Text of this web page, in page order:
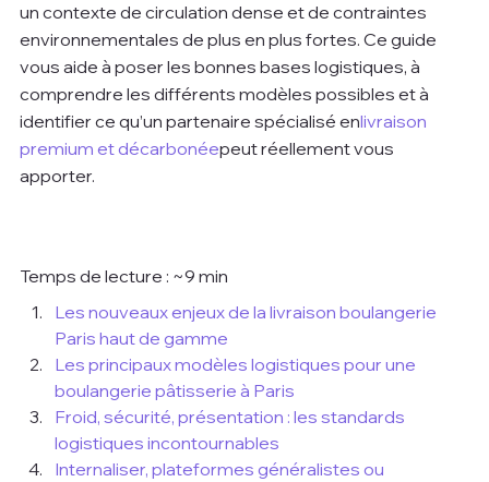
un contexte de circulation dense et de contraintes
environnementales de plus en plus fortes. Ce guide
vous aide à poser les bonnes bases logistiques, à
comprendre les différents modèles possibles et à
identifier ce qu’un partenaire spécialisé enlivraison
premium et décarbonéepeut réellement vous
apporter.
Temps de lecture : ~9 min
Les nouveaux enjeux de la livraison boulangerie
Paris haut de gamme
Les principaux modèles logistiques pour une
boulangerie pâtisserie à Paris
Froid, sécurité, présentation : les standards
logistiques incontournables
Internaliser, plateformes généralistes ou